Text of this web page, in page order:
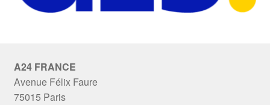
A24 FRANCE
Avenue Félix Faure
75015 Paris